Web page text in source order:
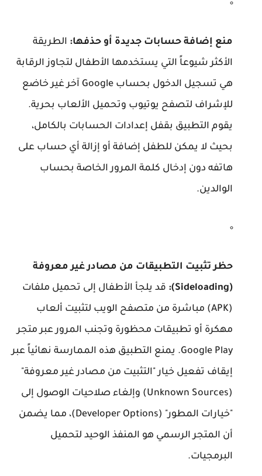
منع إضافة حسابات جديدة أو حذفها: الطريقة
الأكثر شيوعاً التي يستخدمها الأطفال لتجاوز الرقابة
هي تسجيل الدخول بحساب Google آخر غير خاضع
للإشراف لتصفح يوتيوب وتحميل الألعاب بحرية.
يقوم التطبيق بقفل إعدادات الحسابات بالكامل،
بحيث لا يمكن للطفل إضافة أو إزالة أي حساب على
هاتفه دون إدخال كلمة المرور الخاصة بحساب
الوالدين.
حظر تثبيت التطبيقات من مصادر غير معروفة
(Sideloading):
قد يلجأ الأطفال إلى تحميل ملفات
(APK) مباشرة من متصفح الويب لتثبيت ألعاب
مهكرة أو تطبيقات محظورة وتجنب المرور عبر متجر
Google Play. يمنع التطبيق هذه الممارسة نهائياً عبر
إيقاف تفعيل خيار "التثبيت من مصادر غير معروفة"
(Unknown Sources) وإلغاء صلاحيات الوصول إلى
"خيارات المطور" (Developer Options)، مما يضمن
أن المتجر الرسمي هو المنفذ الوحيد لتحميل
البرمجيات.